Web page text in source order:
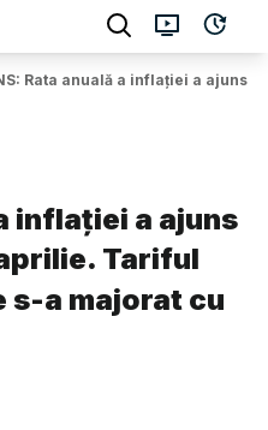
Rata anuală a inflației a ajuns
inflației a ajuns
Tariful
s-a majorat cu